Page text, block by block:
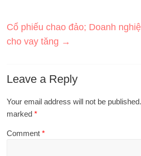
Cổ phiếu chao đảo; Doanh
cho vay tăng →
Leave a Reply
Your email address will not be published.
marked*
Comment*